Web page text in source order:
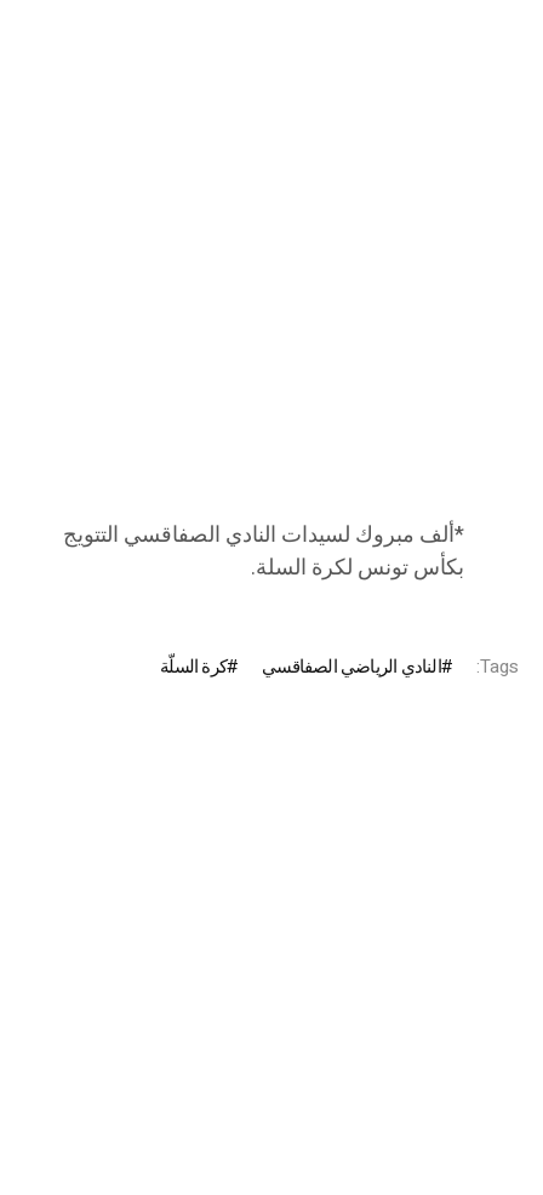
*ألف مبروك لسيدات النادي الصفاقسي التتويج
بكأس تونس لكرة السلة.
Tags: النادي الرياضي الصفاقسي كرة السلّة